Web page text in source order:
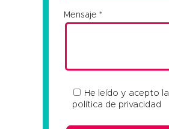
Mensaje
He leído y acepto la
política de privacidad